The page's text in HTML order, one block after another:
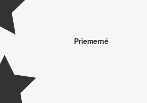
Priemerné